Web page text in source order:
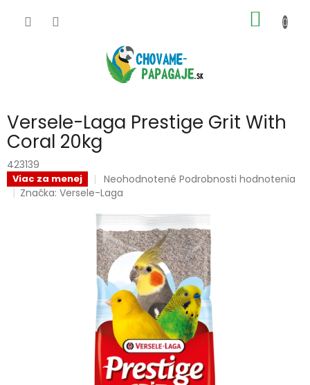
KOŠÍK
Versele-Laga Prestige Grit With
Coral 20kg
423139
Viac za menej
Priemerné
hodnotenie
je
0,0
z
5
hviezdičiek.
Neohodnotené Podrobnosti hodnotenia
Značka:Versele-Laga